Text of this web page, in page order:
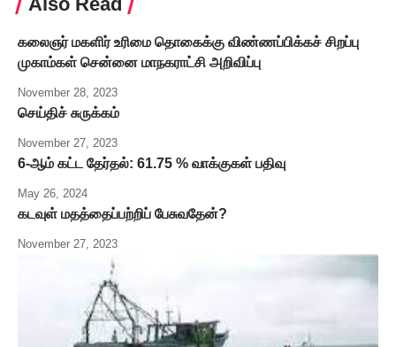
கலைஞர் மகளிர் உரிமை தொகைக்கு விண்ணப்பிக்கச் சிறப்பு
முகாம்கள் சென்னை மாநகராட்சி அறிவிப்பு
November 28, 2023
செய்திச் சுருக்கம்
November 27, 2023
6-ஆம் கட்ட தேர்தல்: 61.75 % வாக்குகள் பதிவு
May 26, 2024
கடவுள் மதத்தைப்பற்றிப் பேசுவதேன்?
November 27, 2023